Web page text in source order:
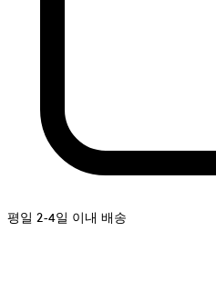
평일 2-4일 이내 배송